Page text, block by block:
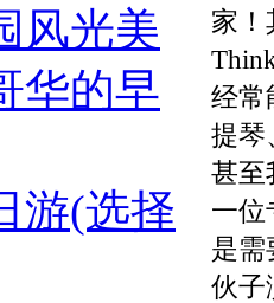
风光美
华的早
游(选择
家！
经常
提琴
甚至
一位
是需
伙子